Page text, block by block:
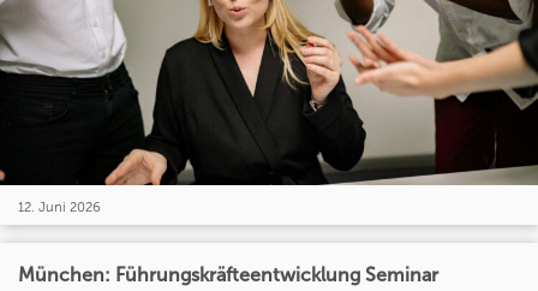
12. Juni 2026
München: Führungskräfteentwicklung Seminar